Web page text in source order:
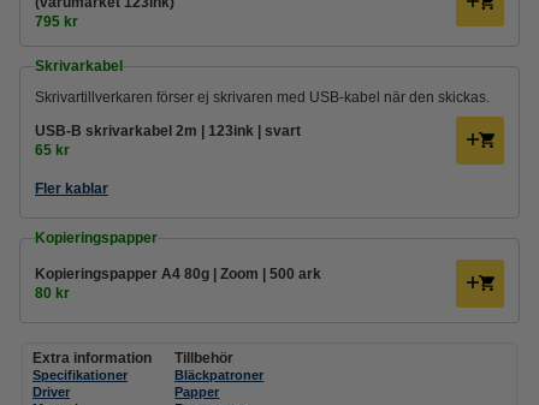
795 kr
Skrivarkabel
Skrivartillverkaren förser ej skrivaren med USB-kabel när den skickas.
USB-B skrivarkabel 2m | 123ink | svart
65 kr
Fler kablar
Kopieringspapper
Kopieringspapper A4 80g | Zoom | 500 ark
80 kr
Extra information
Specifikationer
Driver
Tillbehör
Bläckpatroner
Papper